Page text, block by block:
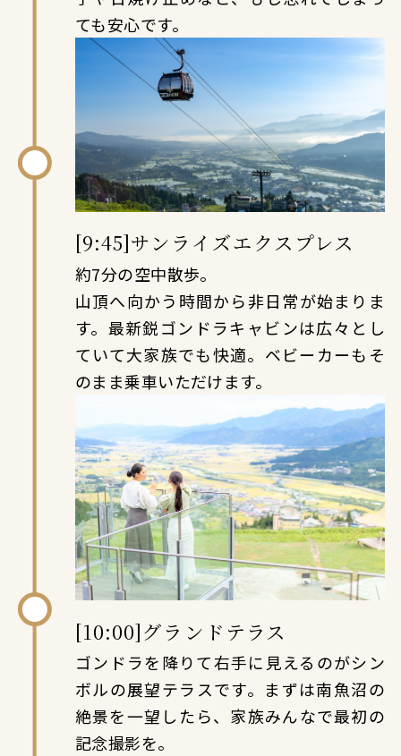
ても安心です。
[9:45]サンライズエクスプレス
約7分の空中散歩。
山頂へ向かう時間から非日常が始まりま
す。最新鋭ゴンドラキャビンは広々とし
ていて大家族でも快適。ベビーカーもそ
のまま乗車いただけます。
[10:00]グランドテラス
ゴンドラを降りて右手に見えるのがシン
ボルの展望テラスです。まずは南魚沼の
絶景を一望したら、家族みんなで最初の
記念撮影を。